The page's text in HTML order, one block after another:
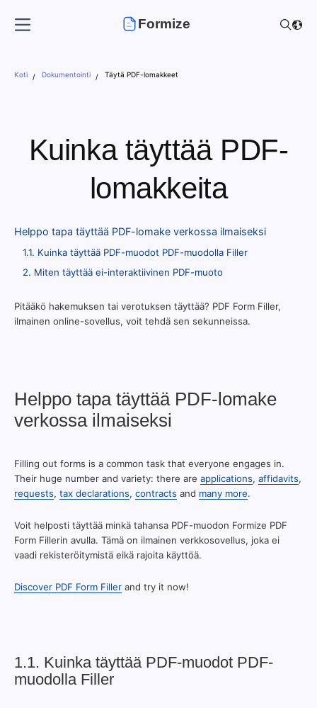
Formize
Koti Dokumentointi Täytä PDF-lomakkeet
Kuinka täyttää PDF-
lomakkeita
Helppo tapa täyttää PDF-lomake verkossa ilmaiseksi
1.1. Kuinka täyttää PDF-muodot PDF-muodolla Filler
2. Miten täyttää ei-interaktiivinen PDF-muoto
Pitääkö hakemuksen tai verotuksen täyttää? PDF Form Filler,
ilmainen online-sovellus, voit tehdä sen sekunneissa.
Helppo tapa täyttää PDF-lomake
verkossa ilmaiseksi
Filling out forms is a common task that everyone engages in.
Their huge number and variety: there are applications, affidavits,
requests, tax declarations, contracts and many more.
Voit helposti täyttää minkä tahansa PDF-muodon Formize PDF
Form Fillerin avulla. Tämä on ilmainen verkkosovellus, joka ei
vaadi rekisteröitymistä eikä rajoita käyttöä.
Discover PDF Form Filler and try it now!
1.1. Kuinka täyttää PDF-muodot PDF-
muodolla Filler